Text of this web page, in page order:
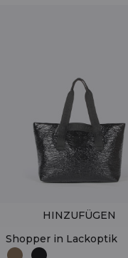
Shopper in Lackoptik
HINZUFÜGEN